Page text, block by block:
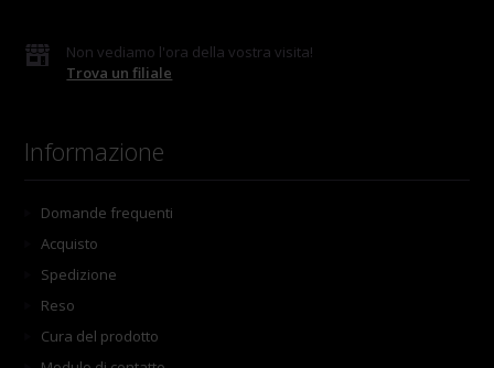
Non vediamo l'ora della vostra visita!
Trova un filiale
Informazione
Domande frequenti
Acquisto
Spedizione
Reso
Cura del prodotto